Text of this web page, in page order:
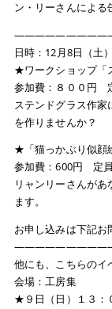
ン・リーさんによる
日時：12月8日（土
★ワークショップ「
参加費：８００円
ステンドグラス作家
を作りませんか？
★「猫っかぶり似顔
参加費：600円 定
リャンリーさんが
ます。
お申し込みは下記お
他にも、こちらのイ
会場：工房集
★９日（日）１３：